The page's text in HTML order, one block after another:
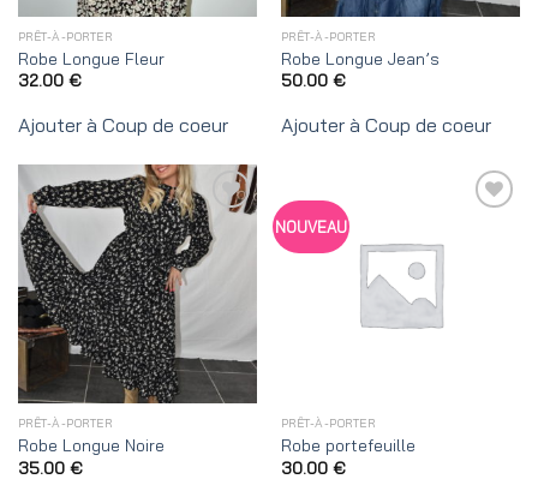
PRÊT-À-PORTER
Robe Longue Fleur
32.00 €
Ajouter à Coup de coeur
PRÊT-À-PORTER
Robe Longue Jean’s
50.00 €
Ajouter à Coup de coeur
Ajouter
Coup
PRÊT-À-PORTER
Robe Longue Noire
35.00 €
NOUVEAU
PRÊT-À-PORTER
Robe portefeuille
30.00 €